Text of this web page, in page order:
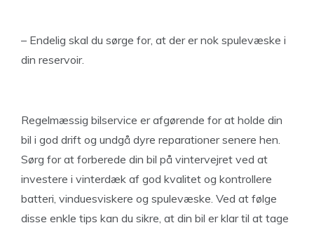
– Endelig skal du sørge for, at der er nok spulevæske i
din reservoir.
Regelmæssig bilservice er afgørende for at holde din
bil i god drift og undgå dyre reparationer senere hen.
Sørg for at forberede din bil på vintervejret ved at
investere i vinterdæk af god kvalitet og kontrollere
batteri, vinduesviskere og spulevæske. Ved at følge
disse enkle tips kan du sikre, at din bil er klar til at tage